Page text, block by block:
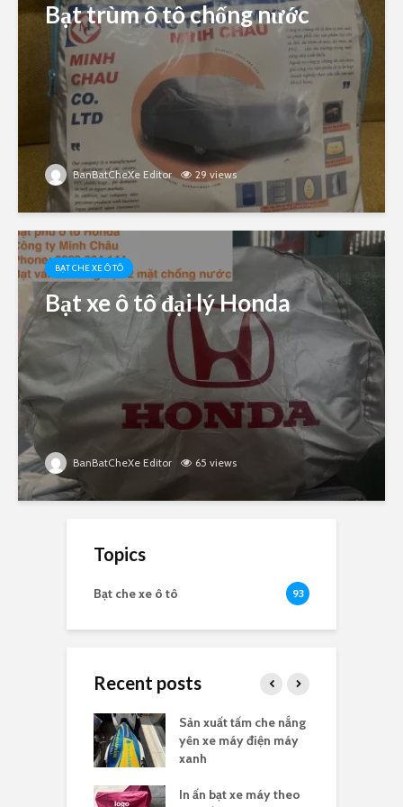
Bạt trùm ô tô chống nước
BanBatCheXe Editor 29 views
BẠT CHE XE Ô TÔ
Bạt xe ô tô đại lý Honda
BanBatCheXe Editor 65 views
Topics
Bạt che xe ô tô 93
Recent posts
Sản xuất tấm che nắng
yên xe máy điện máy
xanh
In ấn bạt xe máy theo